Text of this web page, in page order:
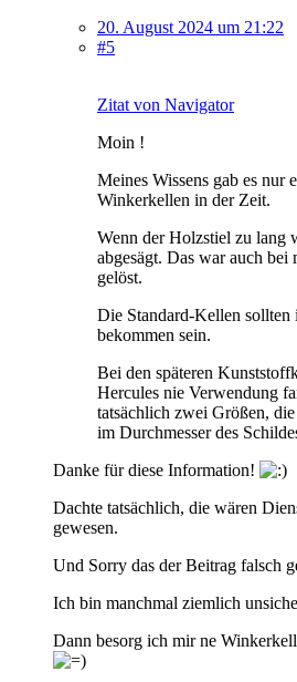
20. August 2024 um 21:22
#5
Zitat von Navigator
Moin !
Meines Wissens gab es nur
Winkerkellen in der Zeit.
Wenn der Holzstiel zu lang
abgesägt. Das war auch bei
gelöst.
Die Standard-Kellen sollten
bekommen sein.
Bei den späteren
Hercules nie Verwendung
tatsächlich zwei Größen,
im Durchmesser des
Danke für diese Information!
Dachte tatsächlich, die wären
gewesen.
Und Sorry das der Beitrag falsch
Ich bin manchmal ziemlich
Dann besorg ich mir ne